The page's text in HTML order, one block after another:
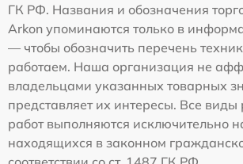
ГК РФ. Названия и обозначения
Arkon упоминаются только в
— чтобы обозначить перечень
работаем. Наша организация не
владельцами указанных товарных
представляет их интересы. Все
работ выполняются исключительно
находящихся в законном